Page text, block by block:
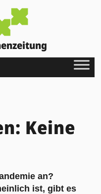
Keine
an?
ist, gibt es